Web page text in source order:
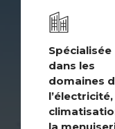
Spécialisée
dans les
domaines
l’électricité,